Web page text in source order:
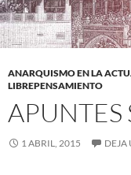
ANARQUISMO EN LA
LIBREPENSAMIENTO
APUNTES
1 ABRIL, 2015 DEJA